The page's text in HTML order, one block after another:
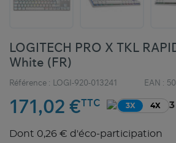
LOGITECH PRO X TKL
White (FR)
Référence : LOGI-920-013241 EAN :
171,02 €TTC 3X 4X
Dont 0,26 € d'éco-participation